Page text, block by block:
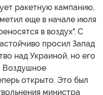
ракетную кампанию,
еще в начале июля
в воздух". С
просил Запад
над Украиной, но его
Воздушное
открыто. Это был
министра